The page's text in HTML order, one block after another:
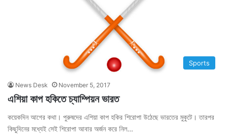
Sports
News Desk November 5, 2017
এশিয়া কাপ হকিতে চ্যাম্পিয়ন ভারত
কয়েকদিন আগের কথা। পুরুষদের এশিয়া কাপ হকির শিরোপা উঠেছে ভারতের মুকুটে। তারপর
কিছুদিনের মধ্যেই সেই শিরোপা আবার অর্জন করে নিল…